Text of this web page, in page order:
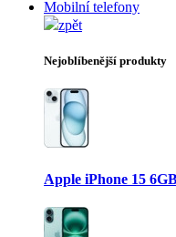
Mobilní telefony
zpět
Nejoblíbenější produkty
Apple iPhone 15